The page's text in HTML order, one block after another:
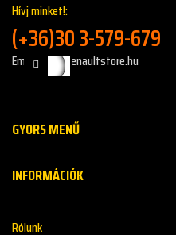
Hívj minket!:
(+36)30 3-579-679
Email: info@renaultstore.hu
GYORS MENŰ
INFORMÁCIÓK
Rólunk